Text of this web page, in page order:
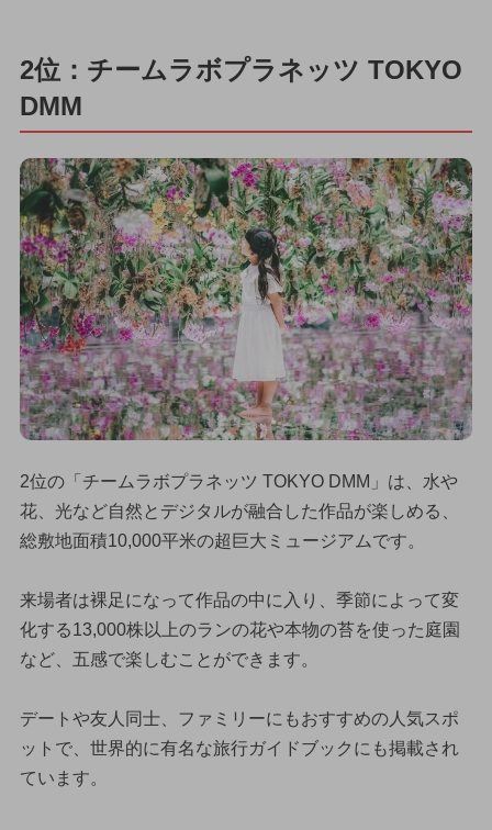
2位：チームラボプラネッツ TOKYO
DMM
2位の「チームラボプラネッツ TOKYO DMM」は、水や
花、光など自然とデジタルが融合した作品が楽しめる、
総敷地面積10,000平米の超巨大ミュージアムです。
来場者は裸足になって作品の中に入り、季節によって変
化する13,000株以上のランの花や本物の苔を使った庭園
など、五感で楽しむことができます。
デートや友人同士、ファミリーにもおすすめの人気スポ
ットで、世界的に有名な旅行ガイドブックにも掲載され
ています。